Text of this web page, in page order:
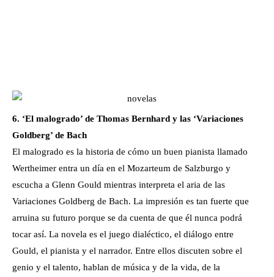
6. ‘El malogrado’ de Thomas Bernhard y las ‘Variaciones
Goldberg’ de Bach
El malogrado es la historia de cómo un buen pianista llamado
Wertheimer entra un día en el Mozarteum de Salzburgo y
escucha a Glenn Gould mientras interpreta el aria de las
Variaciones Goldberg de Bach. La impresión es tan fuerte que
arruina su futuro porque se da cuenta de que él nunca podrá
tocar así. La novela es el juego dialéctico, el diálogo entre
Gould, el pianista y el narrador. Entre ellos discuten sobre el
genio y el talento, hablan de música y de la vida, de la